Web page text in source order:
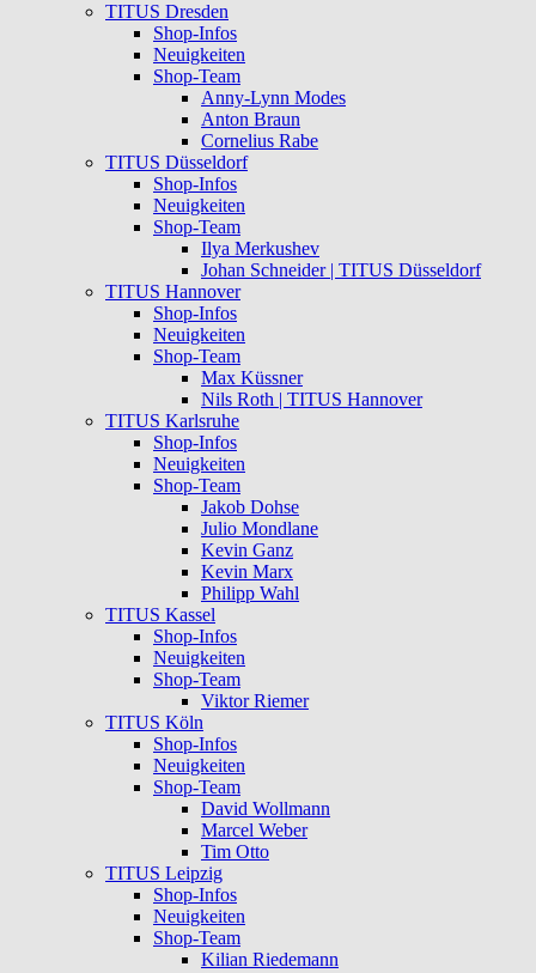
TITUS Dresden
Shop-Infos
Neuigkeiten
Shop-Team
Anny-Lynn Modes
Anton Braun
Cornelius Rabe
TITUS Düsseldorf
Shop-Infos
Neuigkeiten
Shop-Team
Ilya Merkushev
Johan Schneider | TITUS Düsseldorf
TITUS Hannover
Shop-Infos
Neuigkeiten
Shop-Team
Max Küssner
Nils Roth | TITUS Hannover
TITUS Karlsruhe
Shop-Infos
Neuigkeiten
Shop-Team
Jakob Dohse
Julio Mondlane
Kevin Ganz
Kevin Marx
Philipp Wahl
TITUS Kassel
Shop-Infos
Neuigkeiten
Shop-Team
Viktor Riemer
TITUS Köln
Shop-Infos
Neuigkeiten
Shop-Team
David Wollmann
Marcel Weber
Tim Otto
TITUS Leipzig
Shop-Infos
Neuigkeiten
Shop-Team
Kilian Riedemann